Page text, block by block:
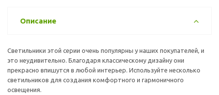
Описание
Светильники этой серии очень популярны у наших покупателей, и
это неудивительно. Благодаря классическому дизайну они
прекрасно впишутся в любой интерьер. Используйте несколько
светильников для создания комфортного и гармоничного
освещения.